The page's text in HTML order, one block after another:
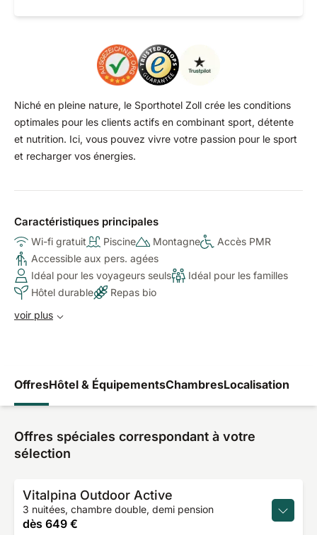
Niché en pleine nature, le Sporthotel Zoll crée les conditions
optimales pour les clients actifs en combinant sport, détente
et nutrition. Ici, vous pouvez vivre votre passion pour le sport
et recharger vos énergies.
Caractéristiques principales
Wi-fi gratuit Piscine Montagne
Accès PMR
Accessible aux pers. agées
Idéal pour les voyageurs seuls
Idéal pour les familles
Hôtel durable
Repas bio
voir plus
OffresHôtel & ÉquipementsChambresLocalisation
Offres spéciales correspondant à votre
sélection
Vitalpina Outdoor Active
3 nuitées, chambre double, demi pension
dès 649 €